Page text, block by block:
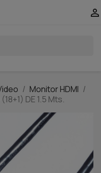

Monitor HDMI
DE 1.5 Mts.